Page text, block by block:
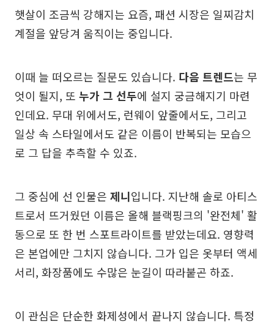
햇살이 조금씩 강해지는 요즘, 패션 시장은 일찌감치
계절을 앞당겨 움직이는 중입니다.
이때 늘 떠오르는 질문도 있습니다. 다음 트렌드는 무
엇이 될지, 또 누가 그 선두에 설지 궁금해지기 마련
인데요. 무대 위에서도, 런웨이 앞줄에서도, 그리고
일상 속 스타일에서도 같은 이름이 반복되는 모습으
로 그 답을 추측할 수 있죠.
그 중심에 선 인물은 제니입니다. 지난해 솔로 아티스
트로서 뜨거웠던 이름은 올해 블랙핑크의 '완전체' 활
동으로 또 한 번 스포트라이트를 받았는데요. 영향력
은 본업에만 그치지 않습니다. 그가 입은 옷부터 액세
서리, 화장품에도 수많은 눈길이 따라붙곤 하죠.
이 관심은 단순한 화제성에서 끝나지 않습니다. 특정